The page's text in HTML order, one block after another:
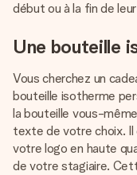
début ou à la fin de
Une bouteille
Vous cherchez un
bouteille isotherme
la bouteille vous-
texte de votre choix.
votre logo en haute
de votre stagiaire.